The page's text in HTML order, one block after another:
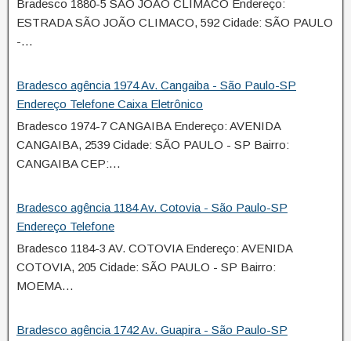
Bradesco 1880-5 SÃO JOÃO CLIMACO Endereço:
ESTRADA SÃO JOÃO CLIMACO, 592 Cidade: SÃO PAULO
-…
Bradesco agência 1974 Av. Cangaiba - São Paulo-SP
Endereço Telefone Caixa Eletrônico
Bradesco 1974-7 CANGAIBA Endereço: AVENIDA
CANGAIBA, 2539 Cidade: SÃO PAULO - SP Bairro:
CANGAIBA CEP:…
Bradesco agência 1184 Av. Cotovia - São Paulo-SP
Endereço Telefone
Bradesco 1184-3 AV. COTOVIA Endereço: AVENIDA
COTOVIA, 205 Cidade: SÃO PAULO - SP Bairro:
MOEMA…
Bradesco agência 1742 Av. Guapira - São Paulo-SP